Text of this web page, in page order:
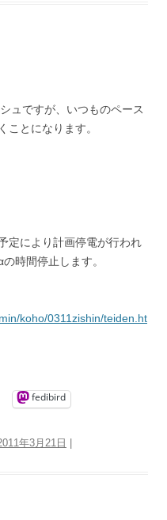
ュですが、いつものペース
ことになります。
定により計画停電が行われ
時間停止します。
koho/0311zishin/teiden.ht
fedibird
年3月21日 |